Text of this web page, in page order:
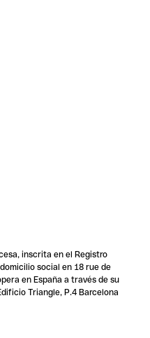
inscrita en el Registro
social en 18 rue de
en España a través de su
Triangle, P.4 Barcelona